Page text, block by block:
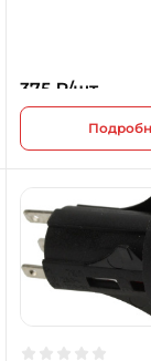
375 ₽/шт